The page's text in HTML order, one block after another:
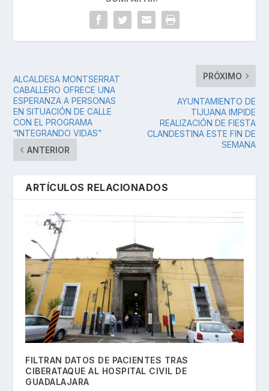
ALCALDESA MONTSERRAT
CABALLERO OFRECE UNA
ESPERANZA A PERSONAS
EN SITUACIÓN DE CALLE
CON EL PROGRAMA
“INTEGRANDO VIDAS”
ANTERIOR
PRÓXIMO
AYUNTAMIENTO DE
TIJUANA IMPIDE
REALIZACIÓN DE FIESTA
CLANDESTINA ESTE FIN DE
SEMANA
ARTÍCULOS RELACIONADOS
FILTRAN DATOS DE PACIENTES TRAS
CIBERATAQUE AL HOSPITAL CIVIL DE
GUADALAJARA